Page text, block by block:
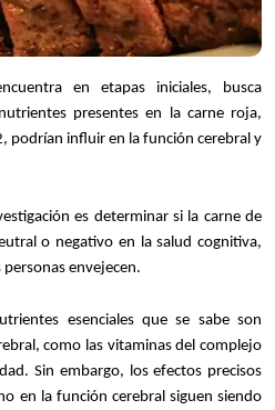
en etapas iniciales, busca
presentes en la carne roja,
podrían influir en la función cerebral y
es determinar si la carne de
o negativo en la salud cognitiva,
envejecen.
esenciales que se sabe son
como las vitaminas del complejo
Sin embargo, los efectos precisos
en la función cerebral siguen siendo